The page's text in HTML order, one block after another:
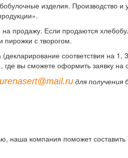
изделия. Производство и
продажу. Если продаются
с творогом.
соответствия на 1,
где вы сможете оформить заявку
для получения
наша компания поможет